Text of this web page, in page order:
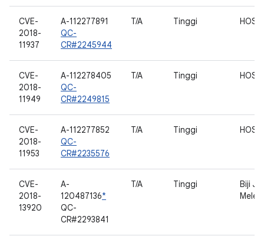
CVE-
2018-
11937
A-112277891
QC-
CR#2245944
T/A Tinggi HOST
CVE-
2018-
11949
A-112278405
QC-
CR#2249815
T/A Tinggi HOST
CVE-
2018-
11953
A-112277852
QC-
CR#2235576
T/A Tinggi HOST
CVE-
2018-
13920
A-
120487136*
QC-
CR#2293841
T/A Tinggi
Biji